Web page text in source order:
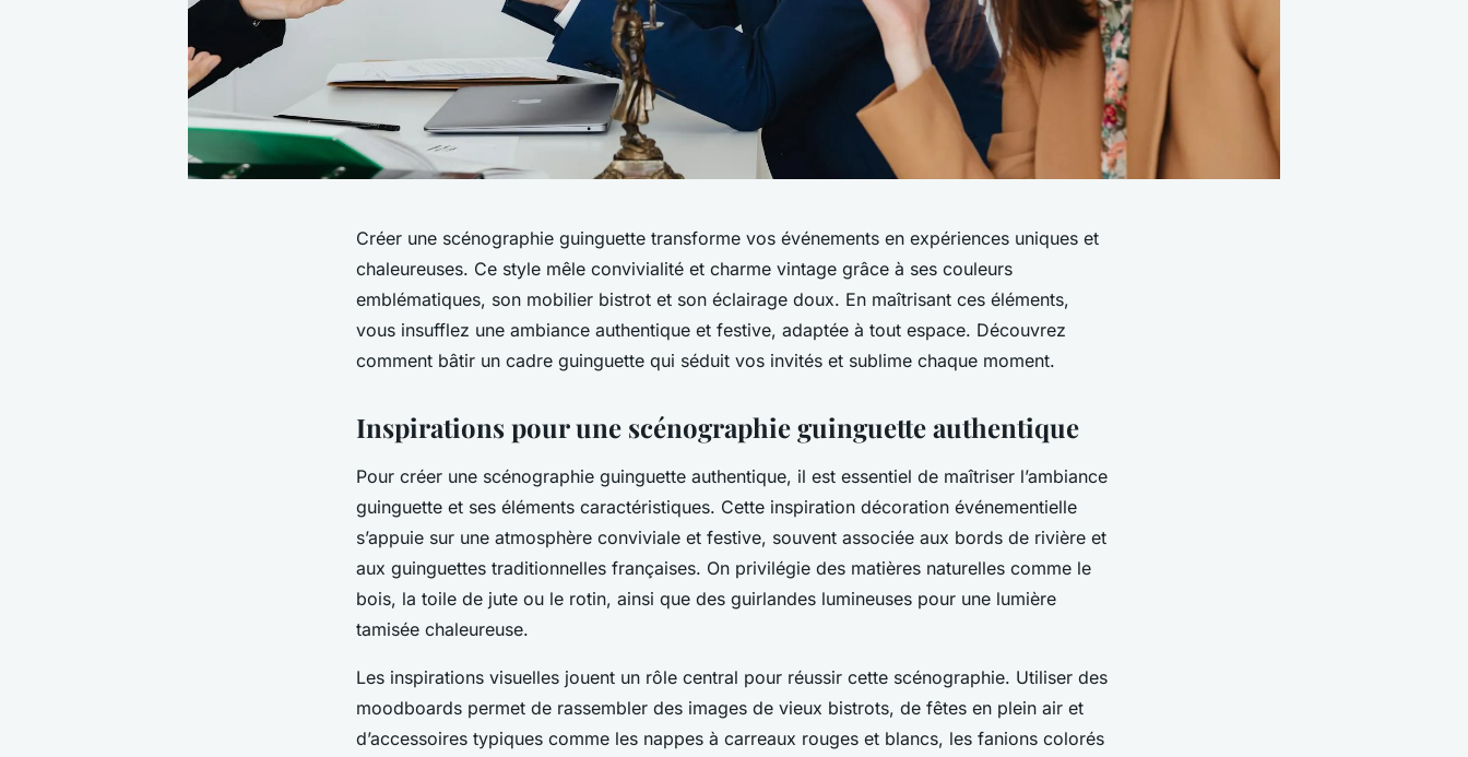
Créer une scénographie guinguette transforme vos événements en expériences uniques et
chaleureuses. Ce style mêle convivialité et charme vintage grâce à ses couleurs
emblématiques, son mobilier bistrot et son éclairage doux. En maîtrisant ces éléments,
vous insufflez une ambiance authentique et festive, adaptée à tout espace. Découvrez
comment bâtir un cadre guinguette qui séduit vos invités et sublime chaque moment.
Inspirations pour une scénographie guinguette authentique
Pour créer une scénographie guinguette authentique, il est essentiel de maîtriser l’ambiance
guinguette et ses éléments caractéristiques. Cette inspiration décoration événementielle
s’appuie sur une atmosphère conviviale et festive, souvent associée aux bords de rivière et
aux guinguettes traditionnelles françaises. On privilégie des matières naturelles comme le
bois, la toile de jute ou le rotin, ainsi que des guirlandes lumineuses pour une lumière
tamisée chaleureuse.
Les inspirations visuelles jouent un rôle central pour réussir cette scénographie. Utiliser des
moodboards permet de rassembler des images de vieux bistrots, de fêtes en plein air et
d’accessoires typiques comme les nappes à carreaux rouges et blancs, les fanions colorés